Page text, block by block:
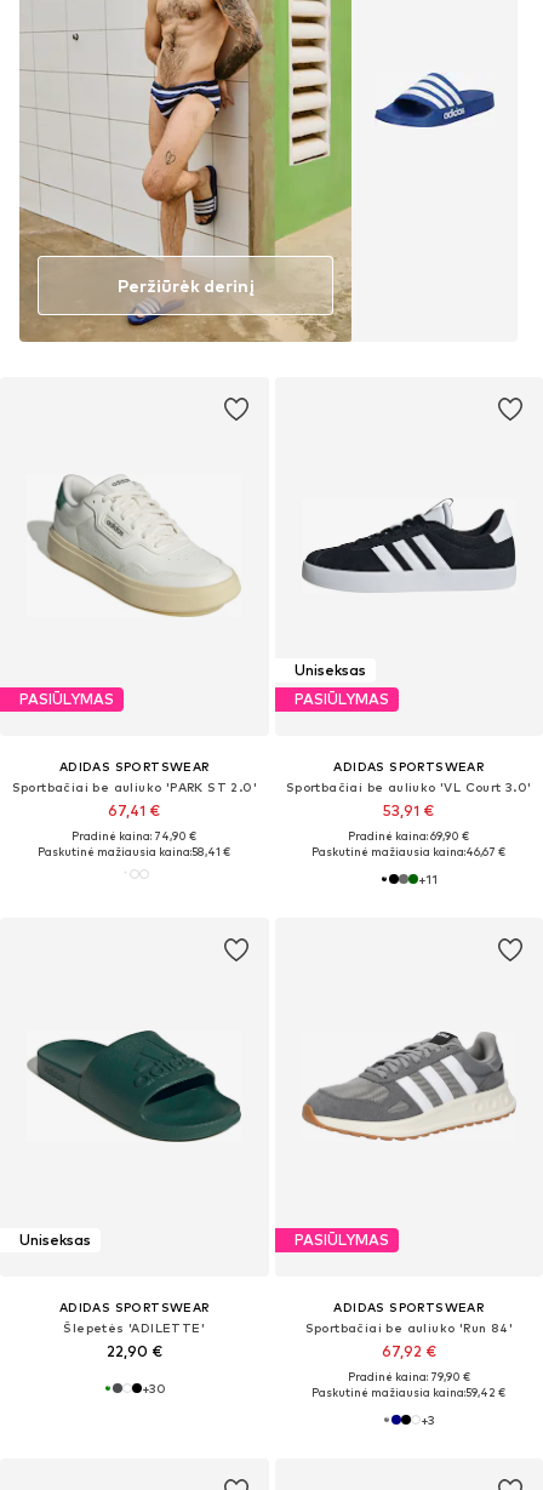
Peržiūrėk derinį
PASIŪLYMAS
ADIDAS SPORTSWEAR
Sportbačiai be auliuko 'PARK ST 2.0'
67,41 €
Pradinė kaina: 74,90 €
Paskutinė mažiausia kaina:58,41 €
Uniseksas
PASIŪLYMAS
ADIDAS SPORTSWEAR
Sportbačiai be auliuko 'VL Court 3.0'
53,91 €
Pradinė kaina: 69,90 €
Paskutinė mažiausia kaina:46,67 €
+11
Uniseksas
ADIDAS SPORTSWEAR
Šlepetės 'ADILETTE'
22,90 €
+30
PASIŪLYMAS
ADIDAS SPORTSWEAR
Sportbačiai be auliuko 'Run 84'
67,92 €
Pradinė kaina: 79,90 €
Paskutinė mažiausia kaina:59,42 €
+3